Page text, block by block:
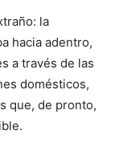
la
hacia adentro,
a través de las
domésticos,
que, de pronto,